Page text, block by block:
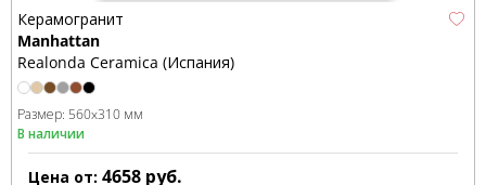
Керамогранит
Manhattan
Realonda Ceramica (Испания)
Размер: 560x310 мм
В наличии
Цена от: 4658 руб.